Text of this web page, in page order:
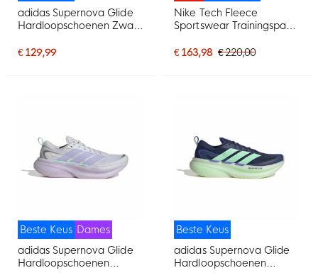
adidas Supernova Glide
Hardloopschoenen Zwart
€ 129,99
Nike Tech Fleece
Sportswear Trainingspak
€ 163,98 € 220,00
Beste Keus Dames
adidas Supernova Glide
Hardloopschoenen
Beste Keus
adidas Supernova Glide
Hardloopschoenen